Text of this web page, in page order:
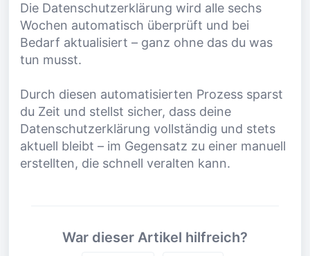
Die Datenschutzerklärung wird alle sechs
Wochen automatisch überprüft und bei
Bedarf aktualisiert – ganz ohne das du was
tun musst.
Durch diesen automatisierten Prozess sparst
du Zeit und stellst sicher, dass deine
Datenschutzerklärung vollständig und stets
aktuell bleibt – im Gegensatz zu einer manuell
erstellten, die schnell veralten kann.
War dieser Artikel hilfreich?